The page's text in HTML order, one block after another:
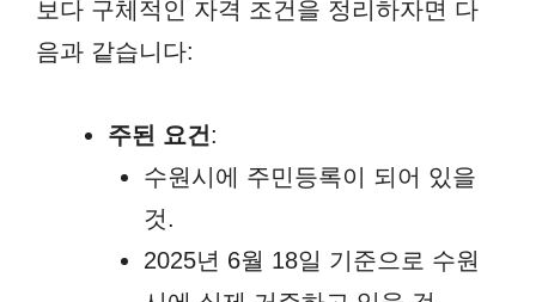
보다 구체적인 자격 조건을 정리하자면 다
음과 같습니다:
주된 요건:
수원시에 주민등록이 되어 있을
것.
2025년 6월 18일 기준으로 수원